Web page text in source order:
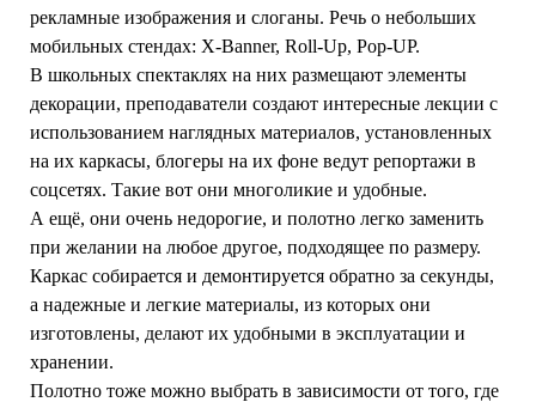
рекламные изображения и слоганы. Речь о небольших
мобильных стендах: X-Banner, Roll-Up, Pop-UP.
В школьных спектаклях на них размещают элементы
декорации, преподаватели создают интересные лекции с
использованием наглядных материалов, установленных
на их каркасы, блогеры на их фоне ведут репортажи в
соцсетях. Такие вот они многоликие и удобные.
А ещё, они очень недорогие, и полотно легко заменить
при желании на любое другое, подходящее по размеру.
Каркас собирается и демонтируется обратно за секунды,
а надежные и легкие материалы, из которых они
изготовлены, делают их удобными в эксплуатации и
хранении.
Полотно тоже можно выбрать в зависимости от того, где